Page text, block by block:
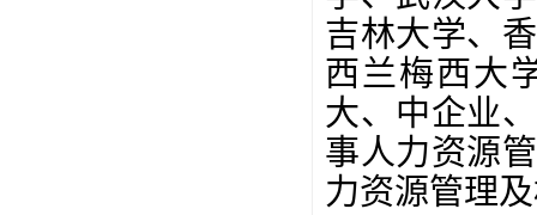
吉林大学、
西兰梅西大
大、中企业
事人力资源
力资源管理